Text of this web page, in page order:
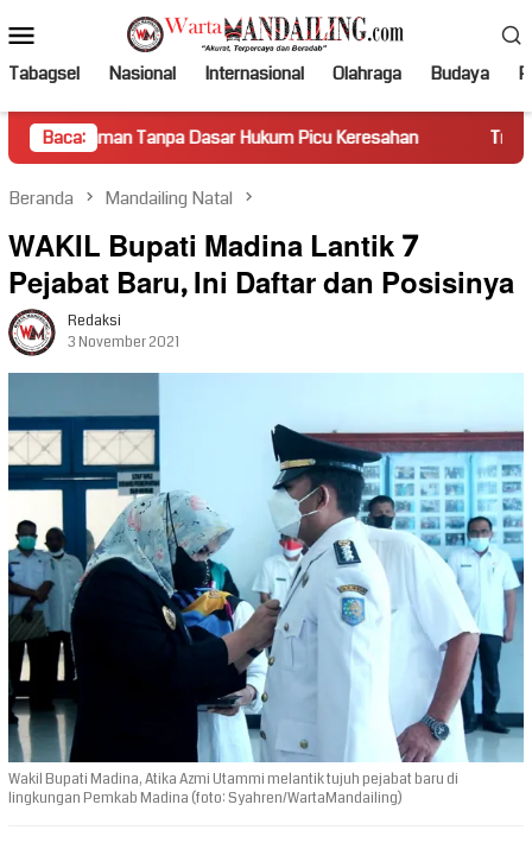
ke
kontenMobile
Tabagsel Nasional Internasional Olahraga Budaya
Baca:
Dasar Hukum Picu Keresahan Truk Miring Hambat
Beranda Mandailing Natal
WAKIL Bupati Madina Lantik 7
Pejabat Baru, Ini Daftar dan Posisinya
Redaksi
3 November 2021
Wakil Bupati Madina, Atika Azmi Utammi melantik tujuh pejabat baru di
lingkungan Pemkab Madina (foto: Syahren/WartaMandailing)